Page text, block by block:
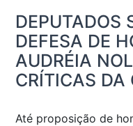
DEPUTADOS
DEFESA DE
AUDRÉIA
CRÍTICAS DA
Até proposição de